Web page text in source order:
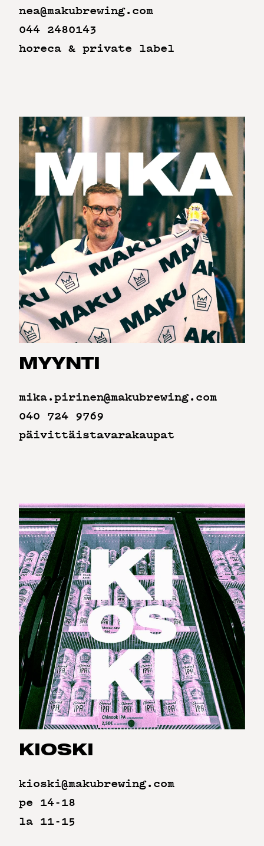
nea@makubrewing.com
044 2480143
horeca & private label
MYYNTI
mika.pirinen@makubrewing.com
040 724 9769
päivittäistavarakaupat
KIOSKI
kioski@makubrewing.com
pe 14-18
la 11-15